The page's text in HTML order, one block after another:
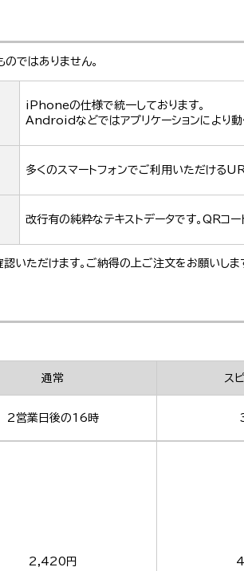
ではありません。
iPhoneの仕様で統一しております。
Androidなどではアプリケーションにより動
多くのスマートフォンでご利用いただける
改行有の純粋なテキストデータです。QRコ
いただけます。ご納得の上ご注文をお願いしま
通常 ス
2営業日後の16時
2,420円